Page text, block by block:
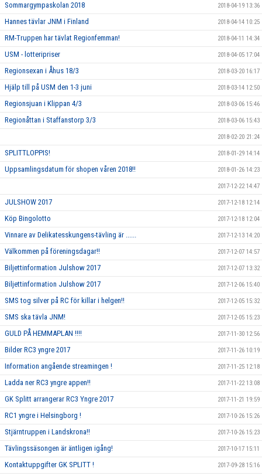
Sommargympaskolan 2018 2018-04-19 13:36
Hannes tävlar JNM i Finland 2018-04-14 10:25
RM-Truppen har tävlat Regionfemman! 2018-04-11 14:34
USM - lotteripriser 2018-04-05 17:04
Regionsexan i Åhus 18/3 2018-03-20 16:17
Hjälp till på USM den 1-3 juni 2018-03-14 12:50
Regionsjuan i Klippan 4/3 2018-03-06 15:46
Regionåttan i Staffanstorp 3/3 2018-03-06 15:43
2018-02-20 21:24
SPLITTLOPPIS! 2018-01-29 14:14
Uppsamlingsdatum för shopen våren 2018!! 2018-01-26 14:23
2017-12-22 14:47
JULSHOW 2017 2017-12-18 12:14
Köp Bingolotto 2017-12-18 12:04
Vinnare av Delikatesskungens-tävling är ...... 2017-12-13 14:20
Välkommen på föreningsdagar!! 2017-12-07 14:57
Biljettinformation Julshow 2017 2017-12-07 13:32
Biljettinformation Julshow 2017 2017-12-06 15:40
SMS tog silver på RC för killar i helgen!! 2017-12-05 15:32
SMS ska tävla JNM! 2017-12-05 15:23
GULD PÅ HEMMAPLAN !!!! 2017-11-30 12:56
Bilder RC3 yngre 2017 2017-11-26 10:19
Information angående streamingen ! 2017-11-25 12:18
Ladda ner RC3 yngre appen!! 2017-11-22 13:08
GK Splitt arrangerar RC3 Yngre 2017 2017-11-21 19:59
RC1 yngre i Helsingborg ! 2017-10-26 15:26
Stjärntruppen i Landskrona!! 2017-10-26 15:23
Tävlingssäsongen är äntligen igång! 2017-10-17 15:11
Kontaktuppgifter GK SPLITT ! 2017-09-28 15:16